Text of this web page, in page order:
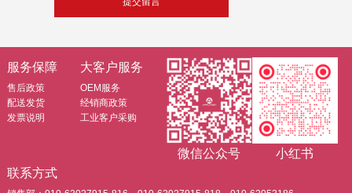
服务保障
售后政策
配送发货
发票说明
大客户服务
OEM服务
经销商政策
工业客户采购
微信公众号
小红书
联系方式